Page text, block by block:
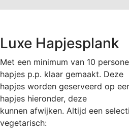
Luxe Hapjesplank
Met een minimum van 10
hapjes p.p. klaar gemaakt. Deze
hapjes worden geserveerd op
hapjes hieronder, deze
kunnen afwijken. Altijd een
vegetarisch: